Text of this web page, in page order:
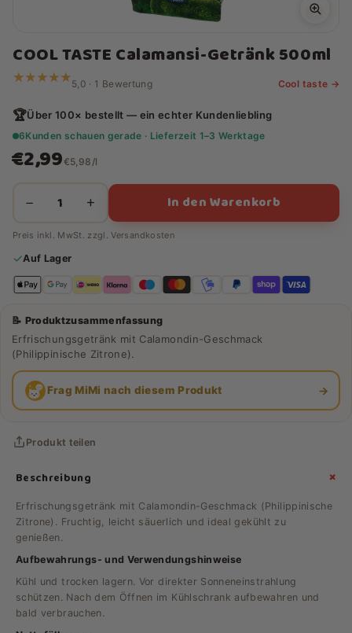
COOL TASTE Calamansi-Getränk 500ml
★★★★★
★★★★★5,0 · 1 Bewertung Cool taste →
🏆Über 100× bestellt — ein echter Kundenliebling
6Kunden schauen gerade · Lieferzeit 1–3 Werktage
€2,99€5,98/l
− + In den Warenkorb
Preis inkl. MwSt. zzgl.Versandkosten
✓Auf Lager
📝 Produktzusammenfassung
Erfrischungsgetränk mit Calamondin-Geschmack
(Philippinische Zitrone).
Frag MiMi nach diesem Produkt →
Produkt teilen
Beschreibung +
Erfrischungsgetränk mit Calamondin-Geschmack (Philippinische
Zitrone). Fruchtig, leicht säuerlich und ideal gekühlt zu
genießen.
Aufbewahrungs- und Verwendungshinweise
Kühl und trocken lagern. Vor direkter Sonneneinstrahlung
schützen. Nach dem Öffnen im Kühlschrank aufbewahren und
bald verbrauchen.